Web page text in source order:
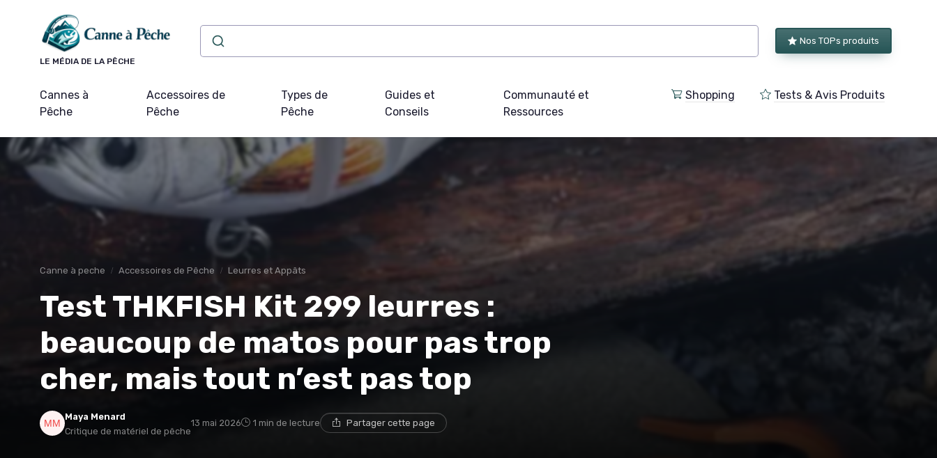
LE MÉDIA DE LA PÊCHE
Nos TOPs produits
Cannes à
Pêche
Accessoires de
Pêche
Types de
Pêche
Guides et
Conseils
Communauté et
Ressources
Shopping Tests & Avis Produits
Canne à peche Accessoires de Pêche Leurres et Appâts
Test THKFISH Kit 299 leurres :
beaucoup de matos pour pas trop
cher, mais tout n’est pas top
Maya Menard
Critique de matériel de pêche
13 mai 2026 1 min de lecture Partager cette page